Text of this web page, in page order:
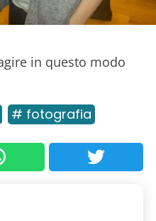
in questo modo
# fotografia